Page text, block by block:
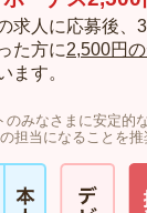
求人に応募後、
た方に2,500円
ます。
みなさまに安定的
担当になることを推